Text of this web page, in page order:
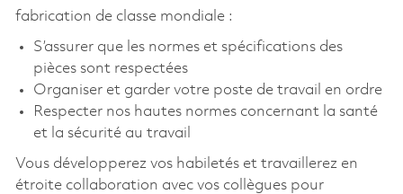
fabrication de classe mondiale :
S’assurer que les normes et spécifications des
pièces sont respectées
Organiser et garder votre poste de travail en ordre
Respecter nos hautes normes concernant la santé
et la sécurité au travail
Vous développerez vos habiletés et travaillerez en
étroite collaboration avec vos collègues pour